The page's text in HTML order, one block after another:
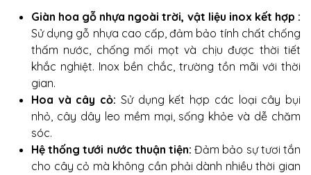
Giàn hoa gỗ nhựa ngoài trời, vật liệu inox kết hợp :
Sử dụng gỗ nhựa cao cấp, đảm bảo tính chất chống
thấm nước, chống mối mọt và chịu được thời tiết
khắc nghiệt. Inox bền chắc, trường tồn mãi với thời
gian.
Hoa và cây cỏ: Sử dụng kết hợp các loại cây bụi
nhỏ, cây dây leo mềm mại, sống khỏe và dễ chăm
sóc.
Hệ thống tưới nước thuận tiện: Đảm bảo sự tươi tắn
cho cây cỏ mà không cần phải dành nhiều thời gian